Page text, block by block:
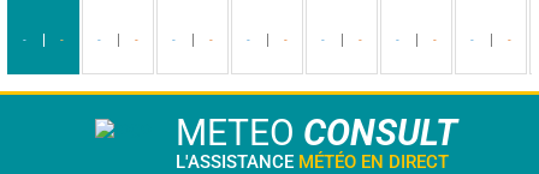
- - - - - - - - - - - - - -
METEO CONSULT
L'ASSISTANCE MÉTÉO EN DIRECT